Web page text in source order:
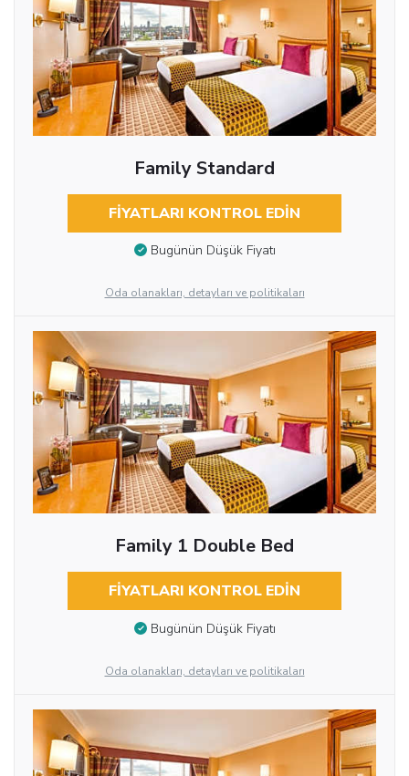
Family Standard
FIYATLARI KONTROL EDIN
Bugünün Düşük Fiyatı
Oda olanakları, detayları ve politikaları
Family 1 Double Bed
FIYATLARI KONTROL EDIN
Bugünün Düşük Fiyatı
Oda olanakları, detayları ve politikaları